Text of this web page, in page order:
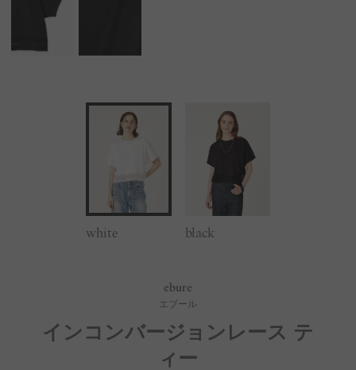
white black
ebure
エブール
インコンバージョンレース テ
ィー